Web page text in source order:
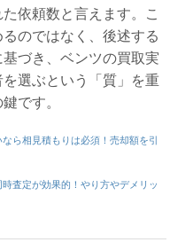
依頼数と言えます。こ
のではなく、後述する
基づき、ベンツの買取実
選ぶという「質」を重
です。
ら相見積もりは必須！売却額を引
査定が効果的！やり方やデメリッ